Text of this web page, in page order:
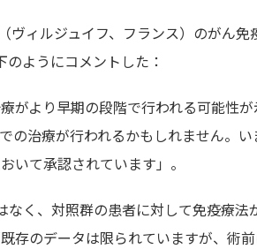
ヴィルジュイフ、フランス）のがん免
ようにコメントした：
がより早期の段階で行われる可能性
の治療が行われるかもしれません。い
いて承認されています」。
く、対照群の患者に対して免疫療法
存のデータは限られていますが、術